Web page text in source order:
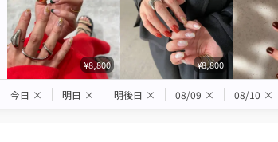
¥8,800 ¥8,800
今日 × 明日 × 明後日 × 08/09 × 08/10 ×